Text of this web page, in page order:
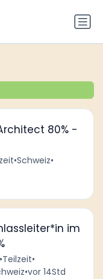
80% -
•Schweiz•
im
•Teilzeit•
•vor 14Std